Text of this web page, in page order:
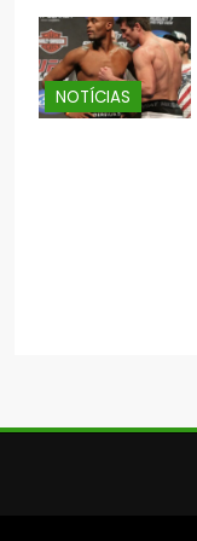
NOTÍCIAS